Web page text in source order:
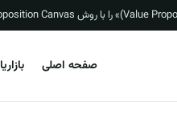
صفحه اصلی